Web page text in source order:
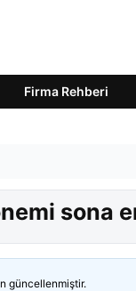
Firma Rehberi
sona
güncellenmiştir.